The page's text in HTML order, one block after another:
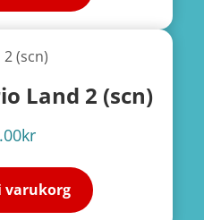
Land 2 (scn)
kr
varukorg